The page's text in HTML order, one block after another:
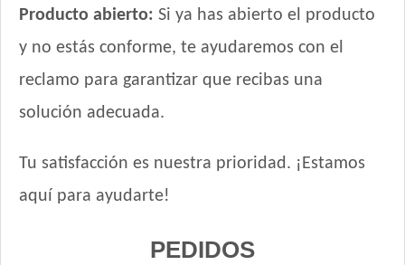
Vagoneta Perro Cachorro
Vitalcan Balanced Perro Cachorro Raza Mediana
Vitalcan Balanced Perro Cachorro Raza Pequeña
Vitalcan Complete Cachorros de Raza Mediana y Grande
Vitalcan Premium Perro Cachorro
Voraz Cachorros
Producto abierto: Si ya has abierto el producto
y no estás conforme, te ayudaremos con el
reclamo para garantizar que recibas una
solución adecuada.
Tu satisfacción es nuestra prioridad. ¡Estamos
aquí para ayudarte!
PEDIDOS